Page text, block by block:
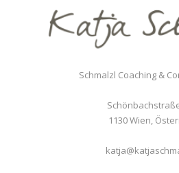
Schmalzl Coaching &
1130Wien,